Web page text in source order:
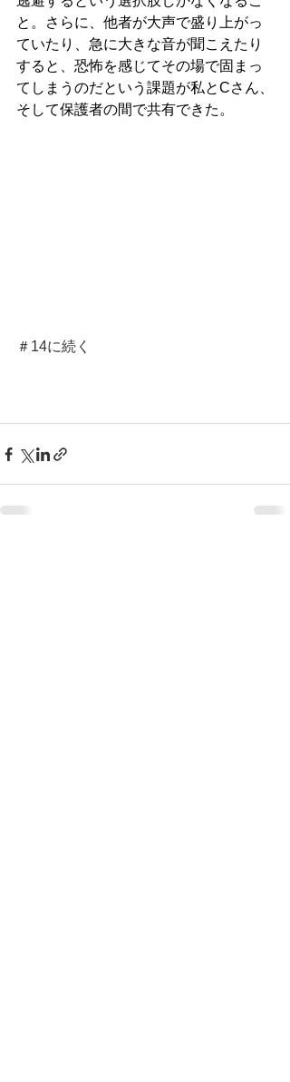
と。さらに、他者が大声で盛り上がっ
ていたり、急に大きな音が聞こえたり
すると、恐怖を感じてその場で固まっ
てしまうのだという課題が私とCさん、
そして保護者の間で共有できた。
＃14に続く